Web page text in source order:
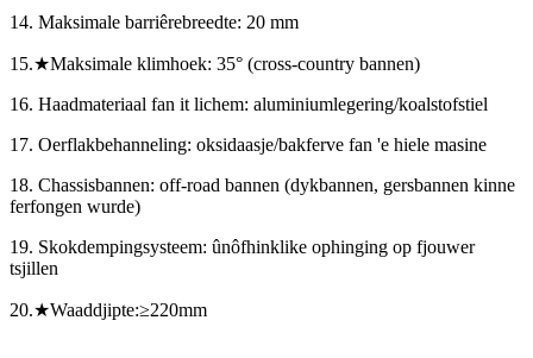
14. Maksimale barriêrebreedte: 20 mm
15.★Maksimale klimhoek: 35° (cross-country bannen)
16. Haadmateriaal fan it lichem: aluminiumlegering/koalstofstiel
17. Oerflakbehanneling: oksidaasje/bakferve fan 'e hiele masine
18. Chassisbannen: off-road bannen (dykbannen, gersbannen kinne
ferfongen wurde)
19. Skokdempingsysteem: ûnôfhinklike ophinging op fjouwer
tsjillen
20.★Waaddjipte:≥220mm